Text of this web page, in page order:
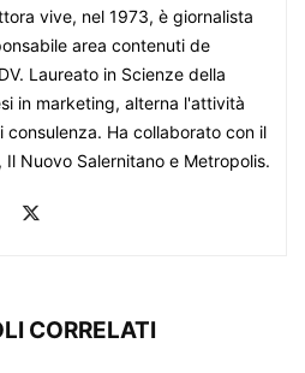
vive, nel 1973, è giornalista
area contenuti de
Laureato in Scienze della
in marketing, alterna l'attività
Ha collaborato con il
Il Nuovo Salernitano e Metropolis.
CORRELATI